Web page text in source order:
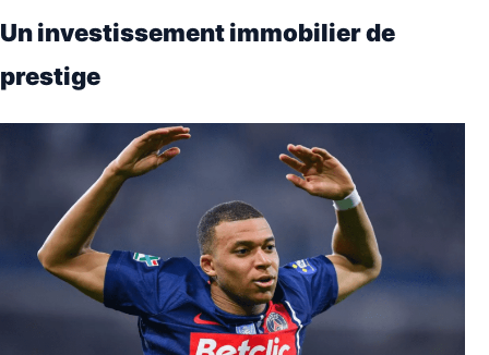
Un investissement immobilier de
prestige